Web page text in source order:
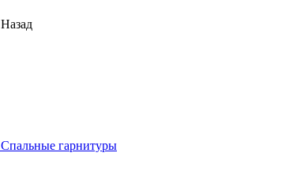
Назад
Спальные гарнитуры